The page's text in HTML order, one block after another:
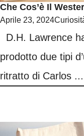
Che Cos’è Il
Aprile 23, 2024
D.H. Lawrence
prodotto due tipi
ritratto di Carlos ...